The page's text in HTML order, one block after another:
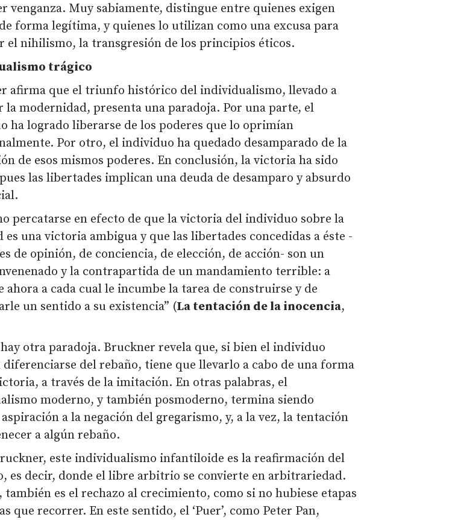
venganza. Muy sabiamente, distingue entre quienes exigen
forma legítima, y quienes lo utilizan como una excusa para
el nihilismo, la transgresión de los principios éticos.
trágico
afirma que el triunfo histórico del individualismo, llevado a
la modernidad, presenta una paradoja. Por una parte, el
ha logrado liberarse de los poderes que lo oprimían
Por otro, el individuo ha quedado desamparado de la
de esos mismos poderes. En conclusión, la victoria ha sido
las libertades implican una deuda de desamparo y absurdo
percatarse en efecto de que la victoria del individuo sobre la
es una victoria ambigua y que las libertades concedidas a éste -
de opinión, de conciencia, de elección, de acción- son un
y la contrapartida de un mandamiento terrible: a
ahora a cada cual le incumbe la tarea de construirse y de
un sentido a su existencia” (La tentación de la inocencia,
otra paradoja. Bruckner revela que, si bien el individuo
diferenciarse del rebaño, tiene que llevarlo a cabo de una forma
a través de la imitación. En otras palabras, el
moderno, y también posmoderno, termina siendo
a la negación del gregarismo, y, a la vez, la tentación
a algún rebaño.
este individualismo infantiloide es la reafirmación del
es decir, donde el libre arbitrio se convierte en arbitrariedad.
también es el rechazo al crecimiento, como si no hubiese etapas
que recorrer. En este sentido, el ‘Puer’, como Peter Pan,